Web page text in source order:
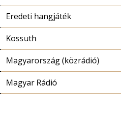
Eredeti hangjáték
Kossuth
Magyarország (közrádió)
Magyar Rádió